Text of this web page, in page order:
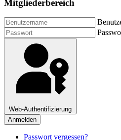
Mitgliederbereich
Web-Authentifizierung
Anmelden
Passwort vergessen?